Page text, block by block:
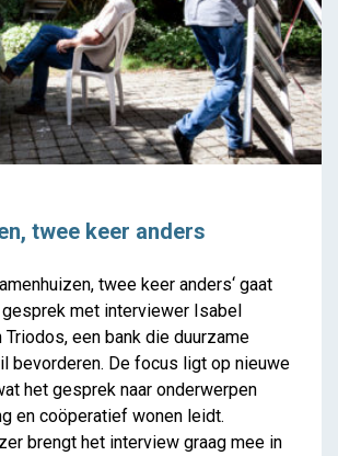
naar de stad
twee keer anders
twee keer anders‘ gaat
met interviewer Isabel
Triodos, een bank die duurzame
bevorderen. De focus ligt op nieuwe
het gesprek naar onderwerpen
en coöperatief wonen leidt.
brengt het interview graag mee in